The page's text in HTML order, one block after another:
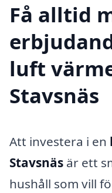
Få alltid
luft
Stavsnäs
Att investera i en
Stavsnäs är ett
hushåll som vill